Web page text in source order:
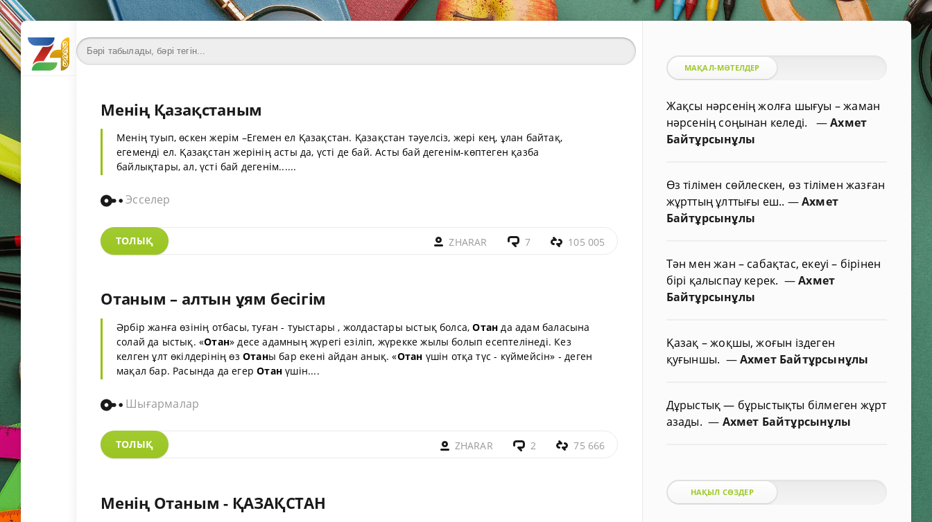
Менің Қазақстаным
Менің туып, өскен жерім –Егемен ел Қазақстан. Қазақстан тәуелсіз, жері кең, ұлан байтақ,
егеменді ел. Қазақстан жерінің асты да, үсті де бай. Асты бай дегенім-көптеген қазба
байлықтары, ал, үсті бай дегенім......
Эсселер
ТОЛЫҚ ZHARAR 7 105 005
Отаным – алтын ұям бесігім
Әрбір жанға өзінің отбасы, туған - туыстары , жолдастары ыстық болса,Отан да адам баласына
солай да ыстық. «Отан» десе адамның жүрегі езіліп, жүрекке жылы болып есептелінеді. Кез
келген ұлт өкілдерінің өз Отаны бар екені айдан анық. «Отан үшін отқа түс - күймейсін» - деген
мақал бар. Расында да егерОтанүшін....
Шығармалар
ТОЛЫҚ ZHARAR 2 75 666
Менің Отаным - ҚАЗАҚСТАН
МАҚАЛ-МӘТЕЛДЕР
Жақсы нәрсенің жолға шығуы – жаман
нәрсенің соңынан келеді. —Ахмет
Байтұрсынұлы
Өз тілімен сөйлескен, өз тілімен жазған
жұрттың ұлттығы еш.. —Ахмет
Байтұрсынұлы
Тән мен жан – сабақтас, екеуі – бірінен
бірі қалыспау керек. —Ахмет
Байтұрсынұлы
Қазақ – жоқшы, жоғын іздеген
қуғыншы. —Ахмет Байтұрсынұлы
Дұрыстық — бұрыстықты білмеген жұрт
азады.— Ахмет Байтұрсынұлы
НАҚЫЛ СӨЗДЕР